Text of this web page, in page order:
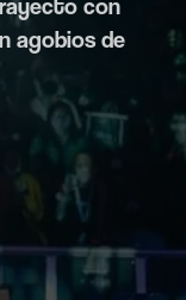
con
agobios de